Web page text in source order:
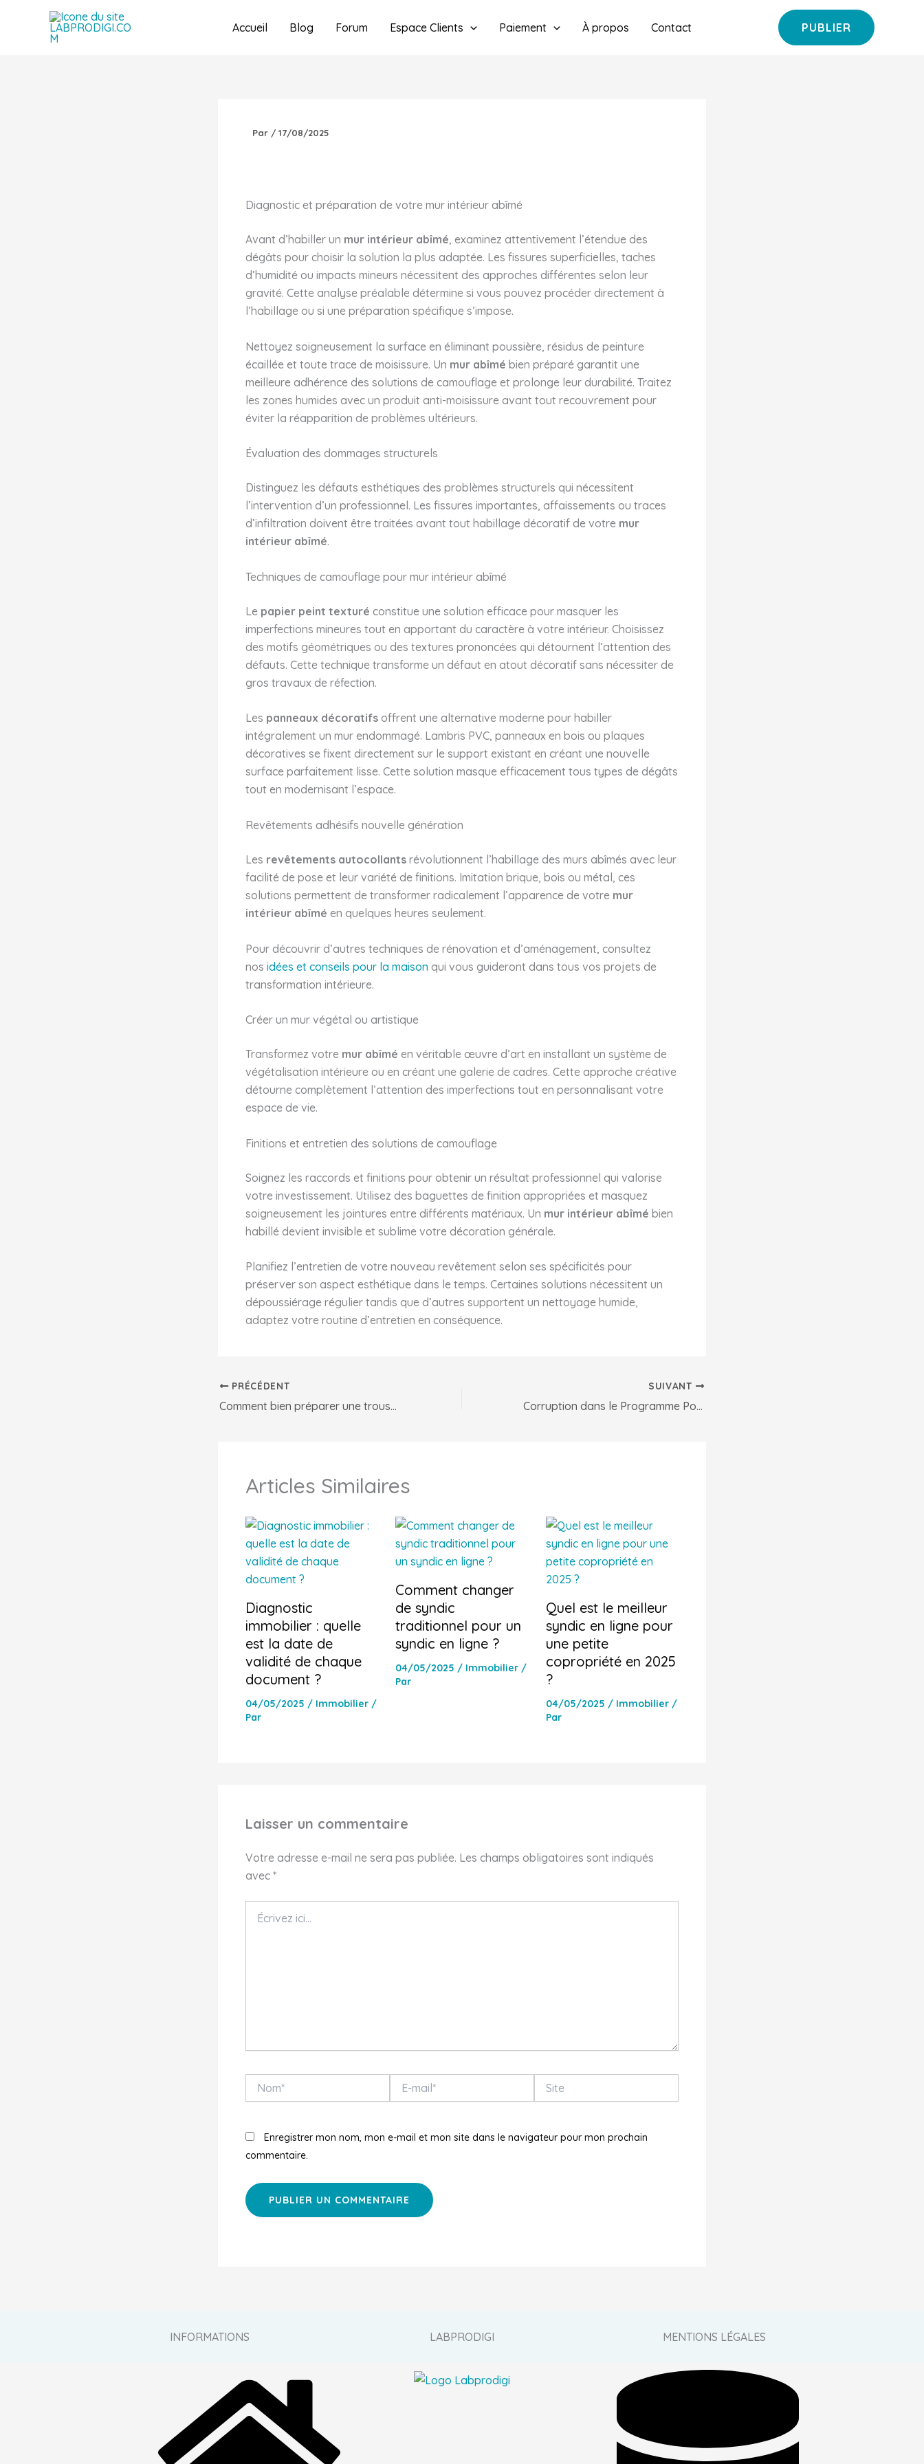
Accueil Blog Forum Espace Clients Paiement À propos Contact PUBLIER
Par / 17/08/2025
Diagnostic et préparation de votre mur intérieur abîmé
Avant d’habiller un mur intérieur abîmé, examinez attentivement l’étendue des
dégâts pour choisir la solution la plus adaptée. Les fissures superficielles, taches
d’humidité ou impacts mineurs nécessitent des approches différentes selon leur
gravité. Cette analyse préalable détermine si vous pouvez procéder directement à
l’habillage ou si une préparation spécifique s’impose.
Nettoyez soigneusement la surface en éliminant poussière, résidus de peinture
écaillée et toute trace de moisissure. Un mur abîmé bien préparé garantit une
meilleure adhérence des solutions de camouflage et prolonge leur durabilité. Traitez
les zones humides avec un produit anti-moisissure avant tout recouvrement pour
éviter la réapparition de problèmes ultérieurs.
Évaluation des dommages structurels
Distinguez les défauts esthétiques des problèmes structurels qui nécessitent
l’intervention d’un professionnel. Les fissures importantes, affaissements ou traces
d’infiltration doivent être traitées avant tout habillage décoratif de votre mur
intérieur abîmé.
Techniques de camouflage pour mur intérieur abîmé
Le papier peint texturé constitue une solution efficace pour masquer les
imperfections mineures tout en apportant du caractère à votre intérieur. Choisissez
des motifs géométriques ou des textures prononcées qui détournent l’attention des
défauts. Cette technique transforme un défaut en atout décoratif sans nécessiter de
gros travaux de réfection.
Les panneaux décoratifs offrent une alternative moderne pour habiller
intégralement un mur endommagé. Lambris PVC, panneaux en bois ou plaques
décoratives se fixent directement sur le support existant en créant une nouvelle
surface parfaitement lisse. Cette solution masque efficacement tous types de dégâts
tout en modernisant l’espace.
Revêtements adhésifs nouvelle génération
Les revêtements autocollants révolutionnent l’habillage des murs abîmés avec leur
facilité de pose et leur variété de finitions. Imitation brique, bois ou métal, ces
solutions permettent de transformer radicalement l’apparence de votre mur
intérieur abîmé en quelques heures seulement.
Pour découvrir d’autres techniques de rénovation et d’aménagement, consultez
nos idées et conseils pour la maison qui vous guideront dans tous vos projets de
transformation intérieure.
Créer un mur végétal ou artistique
Transformez votre mur abîmé en véritable œuvre d’art en installant un système de
végétalisation intérieure ou en créant une galerie de cadres. Cette approche créative
détourne complètement l’attention des imperfections tout en personnalisant votre
espace de vie.
Finitions et entretien des solutions de camouflage
Soignez les raccords et finitions pour obtenir un résultat professionnel qui valorise
votre investissement. Utilisez des baguettes de finition appropriées et masquez
soigneusement les jointures entre différents matériaux. Un mur intérieur abîmé bien
habillé devient invisible et sublime votre décoration générale.
Planifiez l’entretien de votre nouveau revêtement selon ses spécificités pour
préserver son aspect esthétique dans le temps. Certaines solutions nécessitent un
dépoussiérage régulier tandis que d’autres supportent un nettoyage humide,
adaptez votre routine d’entretien en conséquence.
PRÉCÉDENT
Comment bien préparer une trousse de secours ?
SUIVANT
Corruption dans le Programme Potenti’elles : Une entrave au développement de l’entrepreneuriat féminin en Afrique
Articles Similaires
Diagnostic
immobilier : quelle
est la date de
validité de chaque
document ?
04/05/2025 / Immobilier /
Par
Comment changer
de syndic
traditionnel pour un
syndic en ligne ?
04/05/2025 / Immobilier /
Par
Quel est le meilleur
syndic en ligne pour
une petite
copropriété en 2025
?
04/05/2025 / Immobilier/
Par
Laisser un commentaire
Votre adresse e-mail ne sera pas publiée. Les champs obligatoires sont indiqués
avec *
ici…
mail*
Enregistrer mon nom, mon e-mail et mon site dans le navigateur pour mon prochain
commentaire.
INFORMATIONS LABPRODIGI MENTIONS LÉGALES